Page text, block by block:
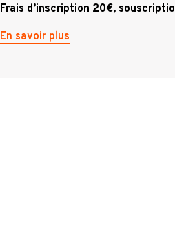
Frais d’inscription 20€,
En savoir plus